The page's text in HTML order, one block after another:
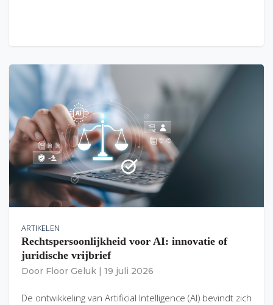
ARTIKELEN
Rechtspersoonlijkheid voor AI: innovatie of
juridische vrijbrief
Door Floor Geluk 19 juli 2026
De ontwikkeling van Artificial Intelligence (AI) bevindt zich